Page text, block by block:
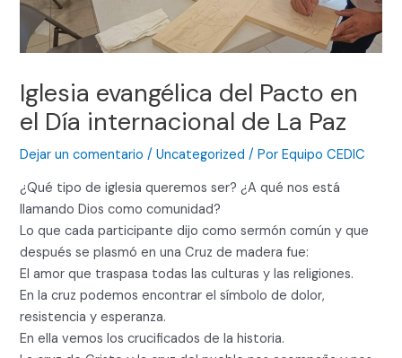
Iglesia evangélica del Pacto en
el Día internacional de La Paz
Dejar un comentario /Uncategorized / PorEquipo CEDIC
¿Qué tipo de iglesia queremos ser? ¿A qué nos está
llamando Dios como comunidad?
Lo que cada participante dijo como sermón común y que
después se plasmó en una Cruz de madera fue:
El amor que traspasa todas las culturas y las religiones.
En la cruz podemos encontrar el símbolo de dolor,
resistencia y esperanza.
En ella vemos los crucificados de la historia.